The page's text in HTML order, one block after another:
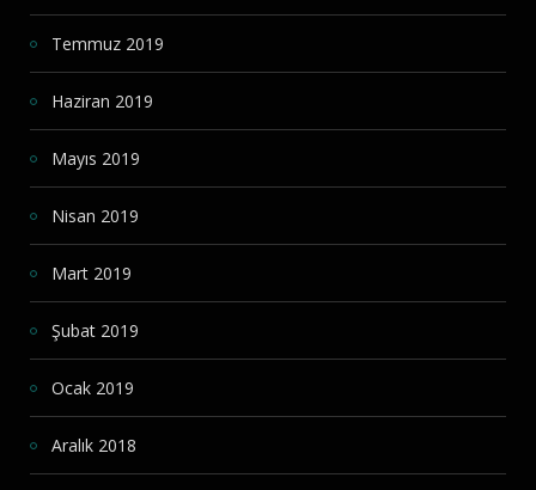
Temmuz 2019
Haziran 2019
Mayıs 2019
Nisan 2019
Mart 2019
Şubat 2019
Ocak 2019
Aralık 2018